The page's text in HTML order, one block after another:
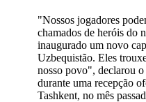
"Nossos jogadores
chamados de heróis do
inaugurado um novo
Uzbequistão. Eles
nosso povo", declarou
durante uma recepção
Tashkent, no mês